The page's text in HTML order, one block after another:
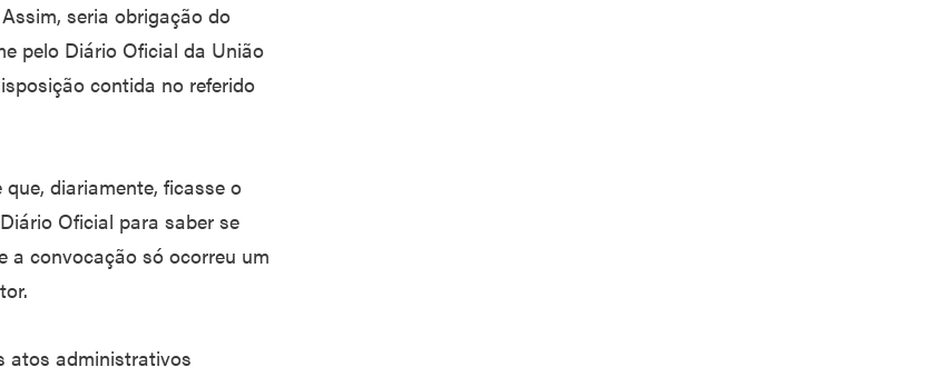
seria obrigação do
pelo Diário Oficial da União
contida no referido
diariamente, ficasse o
Oficial para saber se
a convocação só ocorreu um
atos administrativos